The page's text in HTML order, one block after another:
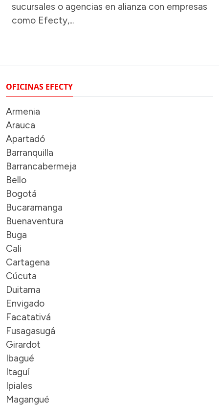
sucursales o agencias en alianza con empresas
como Efecty,...
OFICINAS EFECTY
Armenia
Arauca
Apartadó
Barranquilla
Barrancabermeja
Bello
Bogotá
Bucaramanga
Buenaventura
Buga
Cali
Cartagena
Cúcuta
Duitama
Envigado
Facatativá
Fusagasugá
Girardot
Ibagué
Itaguí
Ipiales
Magangué